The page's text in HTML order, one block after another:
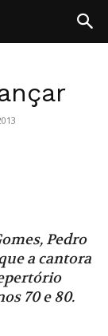
Pedro
a cantora
70 e 80.